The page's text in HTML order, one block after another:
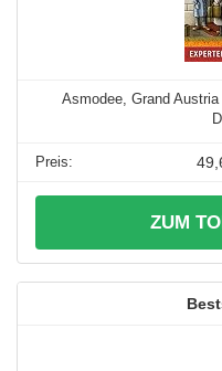
Asmodee, Grand
ZUM